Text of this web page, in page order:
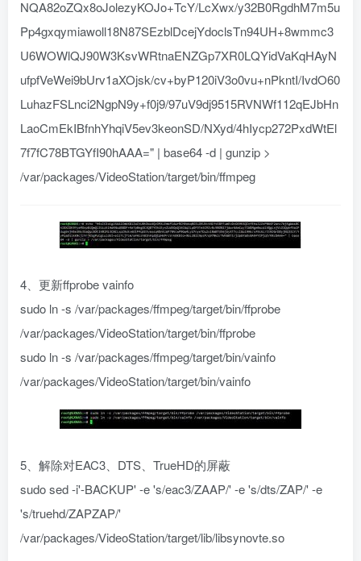
NQA82oZQx8oJolezyKOJo+TcY/LcXwx/y32B0RgdhM7m5u
Pp4gxqymiawoll18N87SEzblDcejYdoclsTn94UH+8wmmc3
U6WOWlQJ90W3KsvWRtnaENZGp7XR0LQYidVaKqHAyN
ufpfVeWei9bUrv1aXOjsk/cv+byP120iV3o0vu+nPkntI/IvdO60
LuhazFSLnci2NgpN9y+f0j9/97uV9dj9515RVNWf112qEJbHn
LaoCmEkIBfnhYhqiV5ev3keonSD/NXyd/4hIycp272PxdWtEl
7f7fC78BTGYfI90hAAA=" | base64 -d | gunzip >
/var/packages/VideoStation/target/bin/ffmpeg
4、更新ffprobe vainfo
sudo ln -s /var/packages/ffmpeg/target/bin/ffprobe
/var/packages/VideoStation/target/bin/ffprobe
sudo ln -s /var/packages/ffmpeg/target/bin/vainfo
/var/packages/VideoStation/target/bin/vainfo
5、解除对EAC3、DTS、TrueHD的屏蔽
sudo sed -i'-BACKUP' -e 's/eac3/ZAAP/' -e 's/dts/ZAP/' -e
's/truehd/ZAPZAP/'
/var/packages/VideoStation/target/lib/libsynovte.so